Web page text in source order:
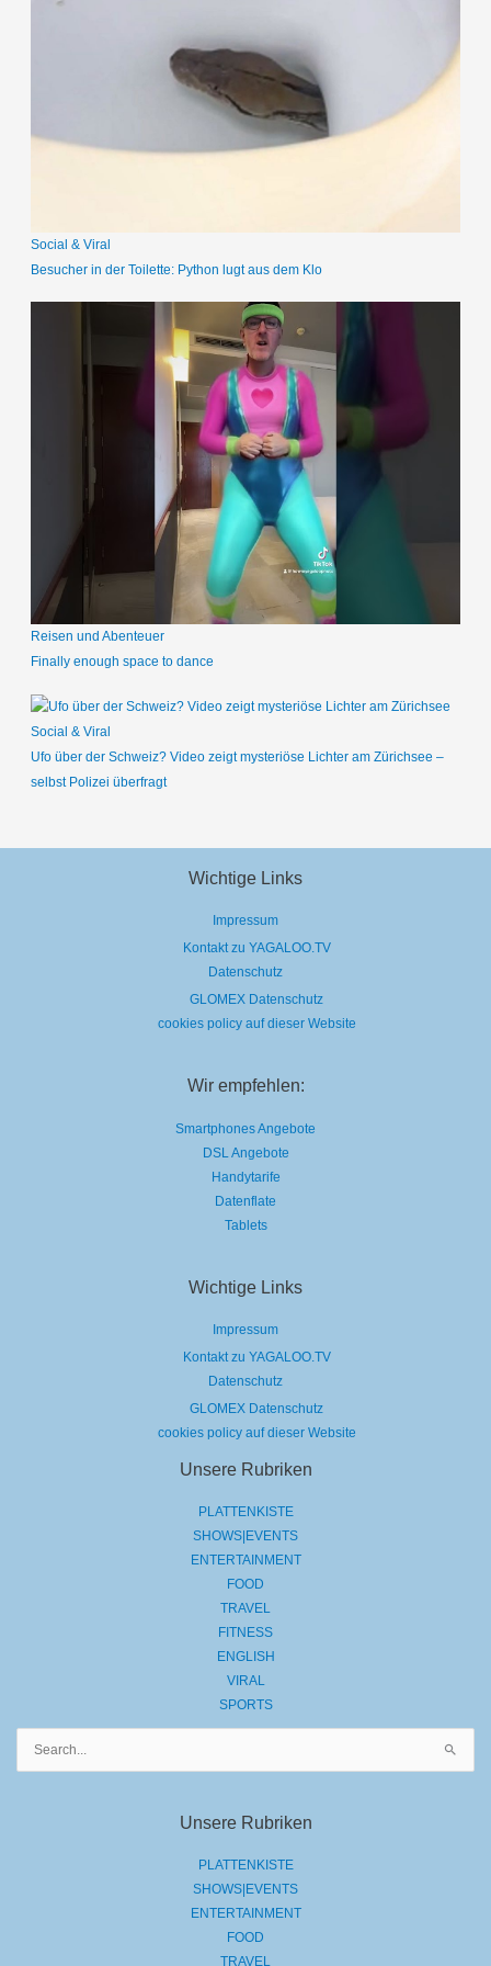
c
Social & Viral
Besucher in der Toilette: Python lugt aus dem Klo
Reisen und Abenteuer
Finally enough space to dance
Social & Viral
Ufo über der Schweiz? Video zeigt mysteriöse Lichter am Zürichsee –
selbst Polizei überfragt
Wichtige Links
Impressum
Kontakt zu YAGALOO.TV
Datenschutz
GLOMEX Datenschutz
cookies policy auf dieser Website
Wir empfehlen:
Smartphones Angebote
DSL Angebote
Handytarife
Datenflate
Tablets
Wichtige Links
Impressum
Kontakt zu YAGALOO.TV
Datenschutz
GLOMEX Datenschutz
cookies policy auf dieser Website
Unsere Rubriken
PLATTENKISTE
SHOWS|EVENTS
ENTERTAINMENT
FOOD
TRAVEL
FITNESS
ENGLISH
VIRAL
SPORTS
Unsere Rubriken
PLATTENKISTE
SHOWS|EVENTS
ENTERTAINMENT
FOOD
TRAVEL